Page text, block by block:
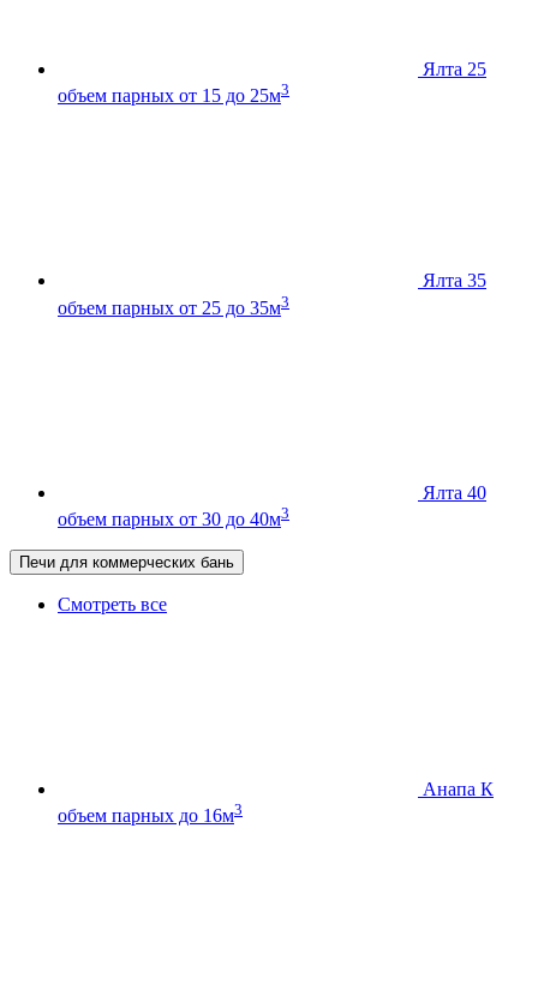
Ялта 25
объем парных от 15 до 25м3
Ялта 35
объем парных от 25 до 35м3
Ялта 40
объем парных от 30 до 40м3
Печи для коммерческих бань
Смотреть все
Анапа К
объем парных до 16м3